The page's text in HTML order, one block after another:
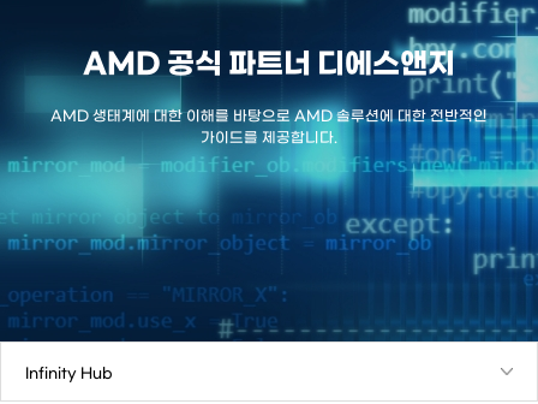
AMD 공식 파트너 디에스앤지
AMD 생태계에 대한 이해를 바탕으로 AMD 솔루션에 대한 전반적인
가이드를 제공합니다.